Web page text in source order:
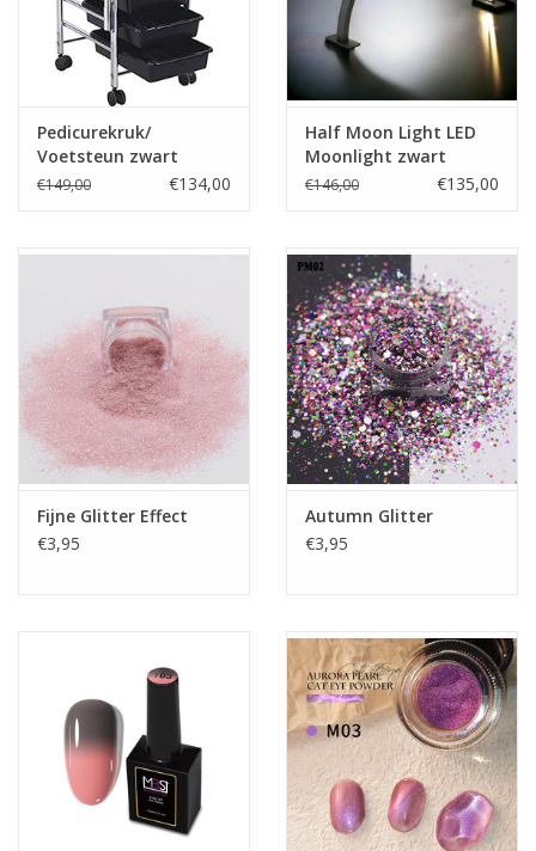
Prijzen zijn incl. BTW
Pedicurekruk/
Voetsteun zwart
€149,00 €134,00
Half Moon Light LED
Moonlight zwart
€146,00 €135,00
Fijne Glitter Effect
€3,95
Autumn Glitter
€3,95